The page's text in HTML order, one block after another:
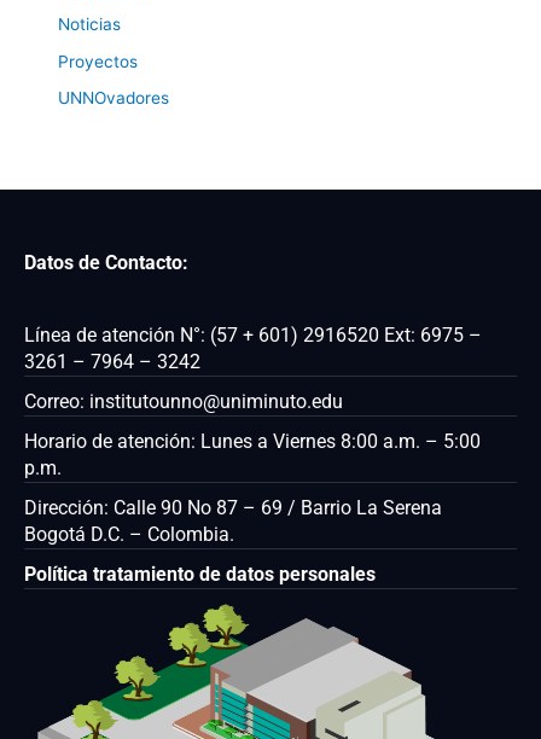
Noticias
Proyectos
UNNOvadores
Datos de Contacto:
Línea de atención N°: (57 + 601) 2916520 Ext: 6975 –
3261 – 7964 – 3242
Correo: institutounno@uniminuto.edu
Horario de atención: Lunes a Viernes 8:00 a.m. – 5:00
p.m.
Dirección: Calle 90 No 87 – 69 / Barrio La Serena
Bogotá D.C. – Colombia.
Política tratamiento de datos personales